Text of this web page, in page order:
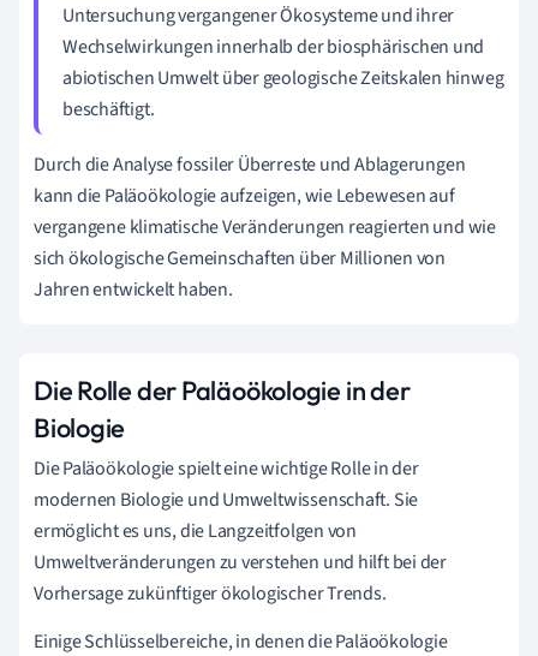
Untersuchung vergangener Ökosysteme und ihrer
Wechselwirkungen innerhalb der biosphärischen und
abiotischen Umwelt über geologische Zeitskalen hinweg
beschäftigt.
Durch die Analyse fossiler Überreste und Ablagerungen
kann die Paläoökologie aufzeigen, wie Lebewesen auf
vergangene klimatische Veränderungen reagierten und wie
sich ökologische Gemeinschaften über Millionen von
Jahren entwickelt haben.
Die Rolle der Paläoökologie in der
Biologie
Die Paläoökologie spielt eine wichtige Rolle in der
modernen Biologie und Umweltwissenschaft. Sie
ermöglicht es uns, die Langzeitfolgen von
Umweltveränderungen zu verstehen und hilft bei der
Vorhersage zukünftiger ökologischer Trends.
Einige Schlüsselbereiche, in denen die Paläoökologie